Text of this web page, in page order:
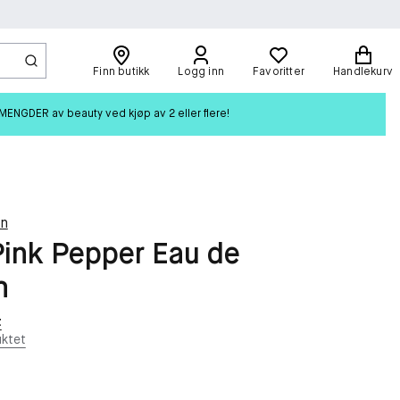
Finn butikk Logg inn Favoritter Handlekurv
av beauty ved kjøp av 2 eller flere!
Pepper Eau de